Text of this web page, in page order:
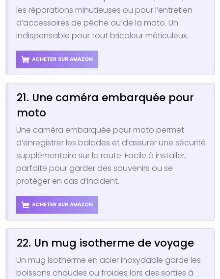
les réparations minutieuses ou pour l’entretien
d’accessoires de pêche ou de la moto. Un
indispensable pour tout bricoleur méticuleux.
ACHETER SUR AMAZON
21. Une caméra embarquée pour
moto
Une caméra embarquée pour moto permet
d’enregistrer les balades et d’assurer une sécurité
supplémentaire sur la route. Facile à installer,
parfaite pour garder des souvenirs ou se
protéger en cas d’incident.
ACHETER SUR AMAZON
22. Un mug isotherme de voyage
Un mug isotherme en acier inoxydable garde les
boissons chaudes ou froides lors des sorties à